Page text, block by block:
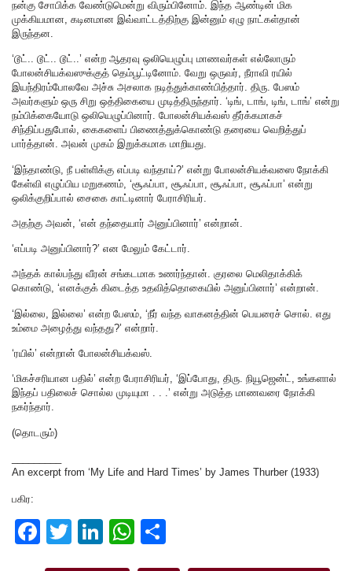
நன்கு சோபிக்க வேண்டுமென்று விரும்பினோம். இந்த ஆண்டின் மிக
முக்கியமான, கடினமான இவ்வாட்டத்திற்கு இன்னும் ஏழு நாட்கள்தான்
இருந்தன.
‘டூட்.. டூட்.. டூட்..’ என்ற ஆதரவு ஒலியெழுப்பு மாணவர்கள் எல்லோரும்
போலன்சியக்வஸுக்குத் தெம்பூட்டினோம். வேறு ஒருவர், நீராவி ரயில்
இயந்திரம்போலவே அச்சு‌ அசலாக நடித்துக்காண்பித்தார். திரு.‌ பேஸம்
அவர்களும் ஒரு சிறு ஒத்திகையை முடித்திருந்தார். ‘டிங், டாங், டிங், டாங்’ என்று
நம்பிக்கையோடு ஒலியெழுப்பினார். போலன்சியக்வஸ் தீர்க்கமாகச்
சிந்திப்பதுபோல், கைகளைப் பிணைத்துக்கொண்டு தரையை வெறித்துப்
பார்த்தான். அவன் முகம் இறுக்கமாக மாறியது.
‘இந்தாண்டு, நீ பள்ளிக்கு எப்படி வந்தாய்?’ என்று போலன்சியக்வஸை நோக்கி
கேள்வி எழுப்பிய மறுகணம், ‘சூஃப்பா, சூஃப்பா, சூஃப்பா, சூஃப்பா’ என்று
ஒலிக்குறிப்பால் சைகை காட்டினார் பேராசிரியர்.
அதற்கு அவன், ‘என் தந்தையார் அனுப்பினார்’ என்றான்.
‘எப்படி அனுப்பினார்?’ என மேலும் கேட்டார்.
அந்தக் கால்பந்து வீரன் சங்கடமாக உணர்ந்தான். குரலை மெலிதாக்கிக்
கொண்டு, ‘எனக்குக் கிடைத்த உதவித்தொகையில் அனுப்பினார்’ என்றான்.
‘இல்லை, இல்லை’ என்ற பேஸம், ‘நீர்‌ வந்த வாகனத்தின் பெயரைச் சொல். எது
உம்மை அழைத்து வந்தது?’ என்றார்.
‘ரயில்’ என்றான் போலன்சியக்வஸ்.
‘மிகச்சரியான பதில்’ என்ற பேராசிரியர், ‘இப்போது, திரு. நியூஜென்ட், உங்களால்
இந்தப் பதிலைச் சொல்ல முடியுமா . . .’ என்று அடுத்த மாணவரை நோக்கி
நகர்ந்தார்.
(தொடரும்)
An excerpt from ‘My Life and Hard Times’ by James Thurber (1933)
பகிர:
F
T
Li
W